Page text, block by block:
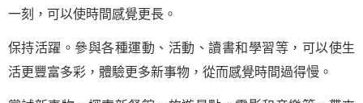
一刻，可以使時間感覺更長。
保持活躍。參與各種運動、活動、讀書和學習等，可以使生
活更豐富多彩，體驗更多新事物，從而感覺時間過得慢。